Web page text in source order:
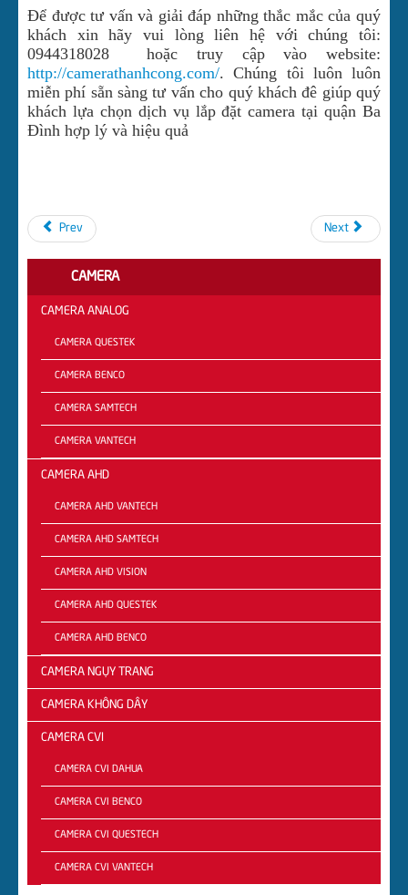
Để được tư vấn và giải đáp những thắc mắc của quý
khách xin hãy vui lòng liên hệ với chúng tôi:
0944318028 hoặc truy cập vào website:
http://camerathanhcong.com/. Chúng tôi luôn luôn
miễn phí sẵn sàng tư vấn cho quý khách đê giúp quý
khách lựa chọn dịch vụ lắp đặt camera tại quận Ba
Đình hợp lý và hiệu quả
Prev Next
CAMERA
CAMERA ANALOG
CAMERA QUESTEK
CAMERA BENCO
CAMERA SAMTECH
CAMERA VANTECH
CAMERA AHD
CAMERA AHD VANTECH
CAMERA AHD SAMTECH
CAMERA AHD VISION
CAMERA AHD QUESTEK
CAMERA AHD BENCO
CAMERA NGỤY TRANG
CAMERA KHÔNG DÂY
CAMERA CVI
CAMERA CVI DAHUA
CAMERA CVI BENCO
CAMERA CVI QUESTECH
CAMERA CVI VANTECH